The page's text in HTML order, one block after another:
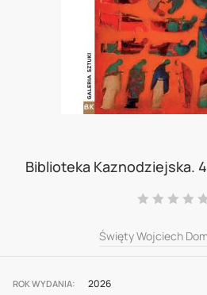
images
Biblioteka Kaznodziejska.
Święty Wojciech
ROK WYDANIA 2026